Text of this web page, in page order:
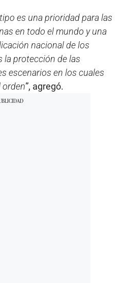
es una prioridad para las
en todo el mundo y una
nacional de los
la protección de las
escenarios en los cuales
orden”, agregó.